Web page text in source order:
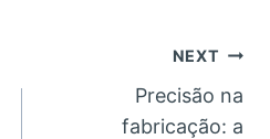
NEXT
Precisão na
fabricação: a